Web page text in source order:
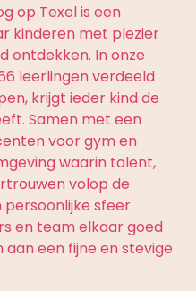
op Texel is een
kinderen met plezier
ontdekken. In onze
leerlingen verdeeld
krijgt ieder kind de
Samen met een
voor gym en
waarin talent,
volop de
persoonlijke sfeer
en team elkaar goed
een fijne en stevige